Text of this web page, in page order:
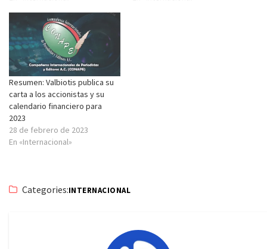
Resumen: Valbiotis publica su
carta a los accionistas y su
calendario financiero para
2023
28 de febrero de 2023
En «Internacional»
Categories:INTERNACIONAL